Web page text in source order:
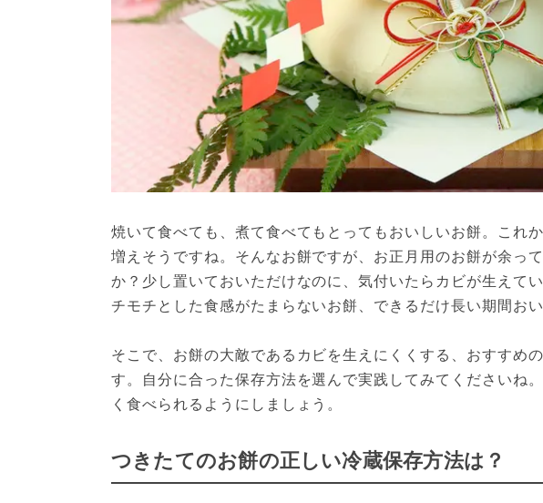
焼いて食べても、煮て食べてもとってもおいしいお餅。これ
増えそうですね。そんなお餅ですが、お正月用のお餅が余っ
か？少し置いておいただけなのに、気付いたらカビが生えて
チモチとした食感がたまらないお餅、できるだけ長い期間お
そこで、お餅の大敵であるカビを生えにくくする、おすすめ
す。自分に合った保存方法を選んで実践してみてくださいね
く食べられるようにしましょう。
つきたてのお餅の正しい冷蔵保存方法は？